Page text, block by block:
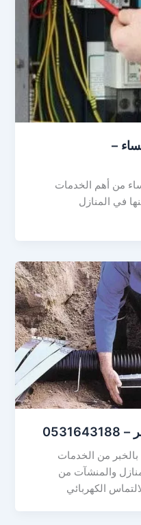
–
من أهم الخدمات
في المنازل
من الخدمات
والمنشآت من
الكهربائي